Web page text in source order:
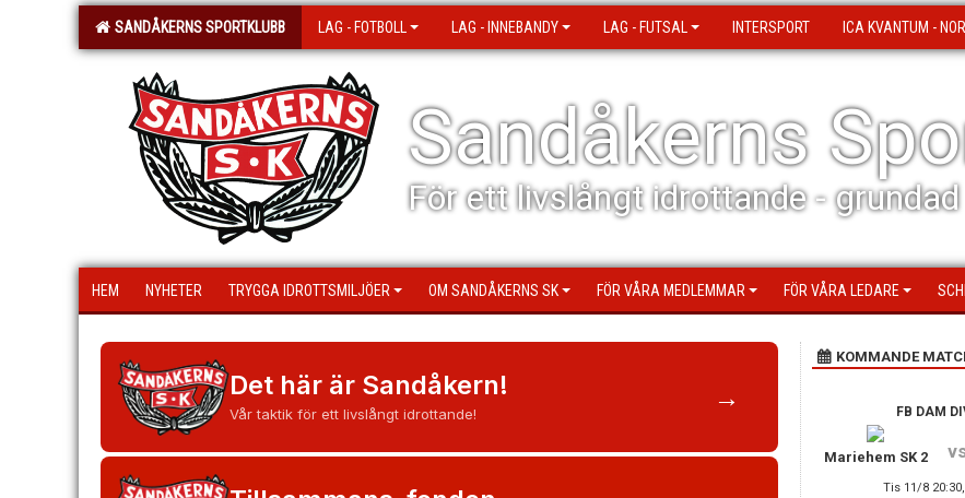
SANDÅKERNS SPORTKLUBB LAG - FOTBOLL LAG - INNEBANDY LAG - FUTSAL INTERSPORT ICA KVANTUM -
Sandåkerns
För ett livslångt idrottande -
HEM NYHETER TRYGGA IDROTTSMILJÖER OM SANDÅKERNS SK FÖR VÅRA MEDLEMMAR FÖR VÅRA LEDARE
Det här är Sandåkern!
Vår taktik för ett livslångt idrottande!
→
KOMMANDE
FB DAM
Mariehem SK 2
Tis 11/8